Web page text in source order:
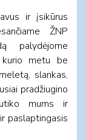
ir įsikūrus
ŽNP
palydėjome
kurio metu be
slankas,
pradžiugino
mums ir
paslaptingasis